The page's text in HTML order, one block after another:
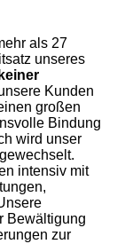
als 27
unseres
Kunden
großen
Bindung
wird unser
intensiv mit
Bewältigung
zur